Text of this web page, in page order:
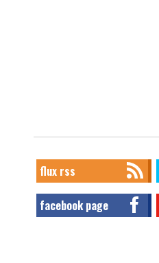
flux rss
facebook page